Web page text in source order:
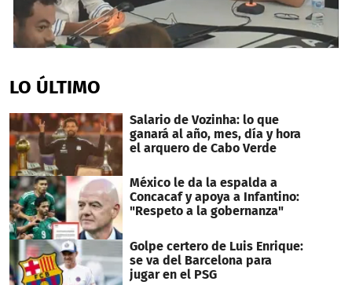
of
45
LO ÚLTIMO
Salario de Vozinha: lo que
ganará al año, mes, día y hora
el arquero de Cabo Verde
México le da la espalda a
Concacaf y apoya a Infantino:
"Respeto a la gobernanza"
Golpe certero de Luis Enrique:
se va del Barcelona para
jugar en el PSG